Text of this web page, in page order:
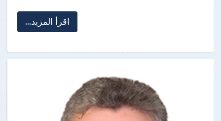
اقرأ المزيد...